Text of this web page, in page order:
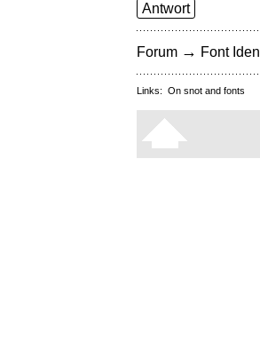
Antwort
Forum → Font
Links: On snot and fonts